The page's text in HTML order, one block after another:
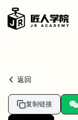
返回
复制链接